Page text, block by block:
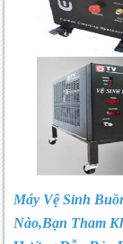
Máy Vệ Sinh
Nào,Bạn Tham